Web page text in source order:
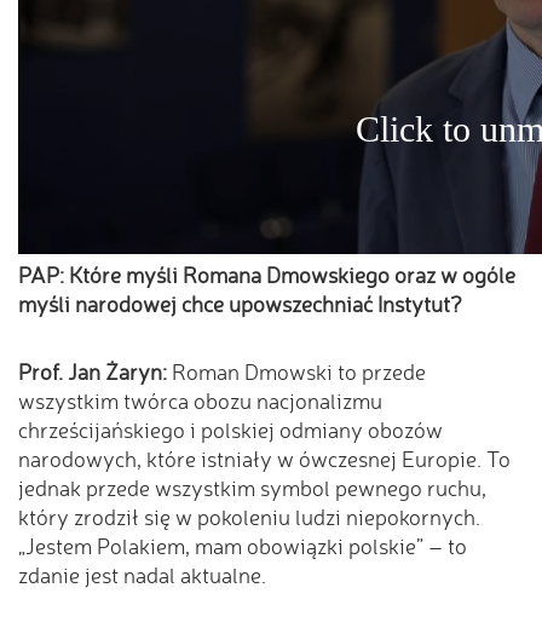
PAP: Które myśli Romana Dmowskiego oraz w ogóle
myśli narodowej chce upowszechniać Instytut?
Prof. Jan Żaryn: Roman Dmowski to przede
wszystkim twórca obozu nacjonalizmu
chrześcijańskiego i polskiej odmiany obozów
narodowych, które istniały w ówczesnej Europie. To
jednak przede wszystkim symbol pewnego ruchu,
który zrodził się w pokoleniu ludzi niepokornych.
„Jestem Polakiem, mam obowiązki polskie” – to
zdanie jest nadal aktualne.